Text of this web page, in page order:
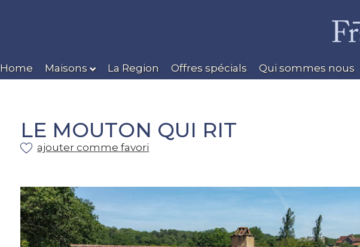
Home Maisons La Region Offres spécials Qui sommes nous
LE MOUTON QUI RIT
ajouter comme favori